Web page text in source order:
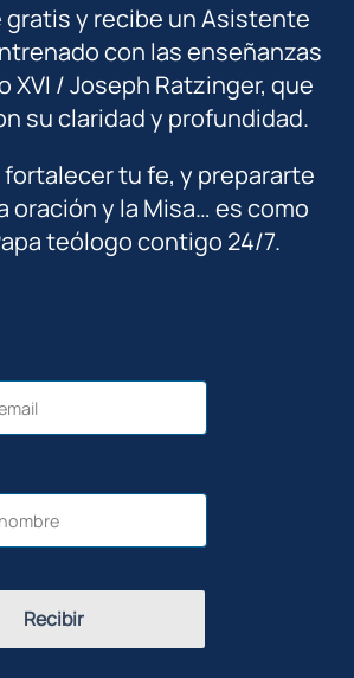
y recibe un Asistente
con las enseñanzas
XVI / Joseph Ratzinger, que
su claridad y profundidad.
fortalecer tu fe, y prepararte
oración y la Misa… es como
teólogo contigo 24/7.
Recibir